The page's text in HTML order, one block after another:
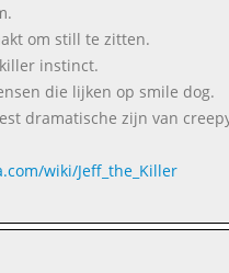
om still te zitten.
instinct.
die lijken op smile dog.
dramatische zijn van
wiki/Jeff_the_Killer